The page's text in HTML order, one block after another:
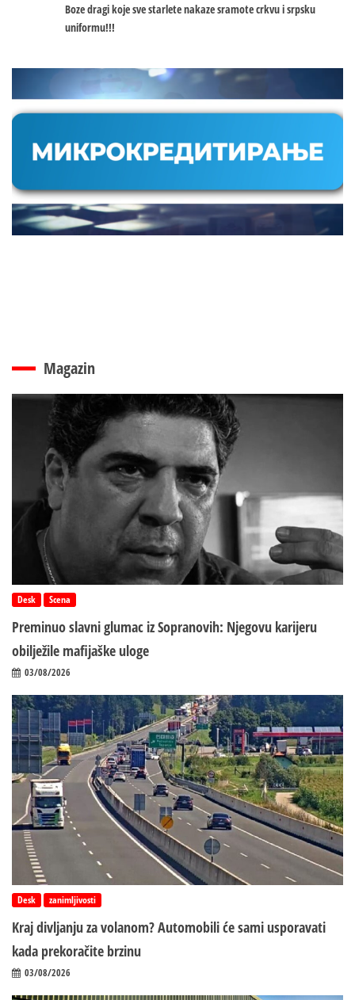
Boze dragi koje sve starlete nakaze sramote crkvu i srpsku
uniformu!!!
Magazin
Desk Scena
Preminuo slavni glumac iz Sopranovih: Njegovu karijeru
obilježile mafijaške uloge
03/08/2026
Desk zanimljivosti
Kraj divljanju za volanom? Automobili će sami usporavati
kada prekoračite brzinu
03/08/2026